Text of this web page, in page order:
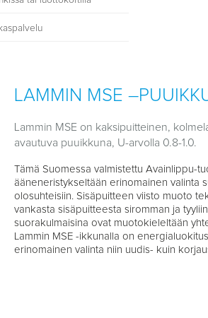
LAMMIN MSE
Lammin MSE on kaksipuitteinen,
avautuva puuikkuna, U-arvolla 0.8-1.0.
Tämä Suomessa valmistettu Avainlippu-
ääneneristykseltään erinomainen valinta
olosuhteisiin. Sisäpuitteen viisto muoto
vankasta sisäpuitteesta siromman ja
suorakulmaisina ovat muotokieleltään
Lammin MSE -ikkunalla on
erinomainen valinta niin uudis- kuin